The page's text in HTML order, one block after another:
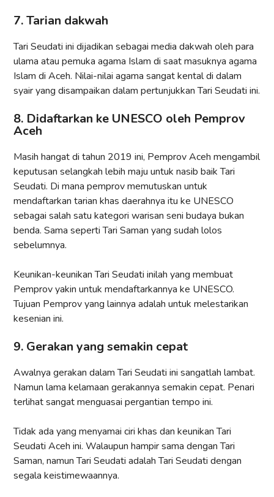
7. Tarian dakwah
Tari Seudati ini dijadikan sebagai media dakwah oleh para
ulama atau pemuka agama Islam di saat masuknya agama
Islam di Aceh. Nilai-nilai agama sangat kental di dalam
syair yang disampaikan dalam pertunjukkan Tari Seudati ini.
8. Didaftarkan ke UNESCO oleh Pemprov
Aceh
Masih hangat di tahun 2019 ini, Pemprov Aceh mengambil
keputusan selangkah lebih maju untuk nasib baik Tari
Seudati. Di mana pemprov memutuskan untuk
mendaftarkan tarian khas daerahnya itu ke UNESCO
sebagai salah satu kategori warisan seni budaya bukan
benda. Sama seperti Tari Saman yang sudah lolos
sebelumnya.
Keunikan-keunikan Tari Seudati inilah yang membuat
Pemprov yakin untuk mendaftarkannya ke UNESCO.
Tujuan Pemprov yang lainnya adalah untuk melestarikan
kesenian ini.
9. Gerakan yang semakin cepat
Awalnya gerakan dalam Tari Seudati ini sangatlah lambat.
Namun lama kelamaan gerakannya semakin cepat. Penari
terlihat sangat menguasai pergantian tempo ini.
Tidak ada yang menyamai ciri khas dan keunikan Tari
Seudati Aceh ini. Walaupun hampir sama dengan Tari
Saman, namun Tari Seudati adalah Tari Seudati dengan
segala keistimewaannya.